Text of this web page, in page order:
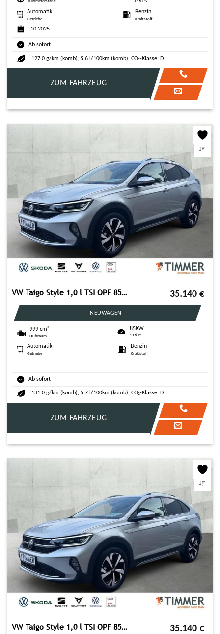
Kilometerstand 116 PS
Automatik
Getriebe
Benzin
Kraftstoff
10.2025
Ab sofort
127.0 g/km (komb), 5,6 l/100km (komb), CO₂-Klasse: D
ZUM FAHRZEUG
VW Taigo Style 1,0 l TSI OPF 85 kW (116 PS) 7-Gang- 35.140 €
NEUWAGEN
999 cm³
Hubraum
85KW
116 PS
Automatik
Getriebe
Benzin
Kraftstoff
Ab sofort
131.0 g/km (komb), 5,7 l/100km (komb), CO₂-Klasse: D
ZUM FAHRZEUG
VW Taigo Style 1,0 l TSI OPF 85 kW (116 PS) 7-Gang- 35.140 €